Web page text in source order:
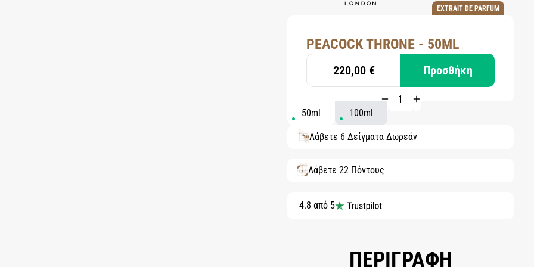
EXTRAIT DE PARFUM
PEACOCK THRONE - 50ML
220,00 € Προσθήκη
50ml 100ml
Λάβετε 6 Δείγματα Δωρεάν
Λάβετε 22 Πόντους
4.8 από 5
ΠΕΡΙΓΡΑΦΗ